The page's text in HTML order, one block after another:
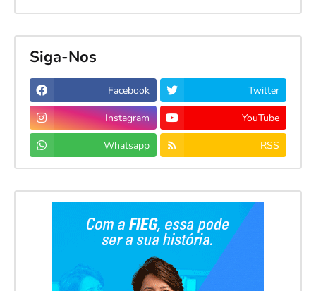
Siga-Nos
Facebook Twitter
Instagram YouTube
Whatsapp RSS